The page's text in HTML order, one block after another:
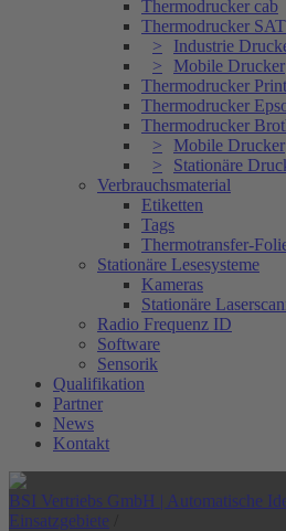
Thermodrucker cab
Thermodrucker
Industrie
Mobile Drucker
Thermodrucker
Thermodrucker
Thermodrucker
Mobile Drucker
Stationäre
Verbrauchsmaterial
Etiketten
Tags
Thermotransfer-
Stationäre Lesesysteme
Kameras
Stationäre
Radio Frequenz ID
Software
Sensorik
Qualifikation
Partner
News
Kontakt
BSI Vertriebs GmbH | Automatische
Einsatzgebiete